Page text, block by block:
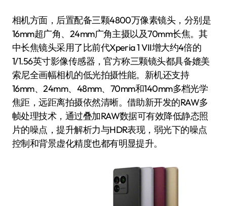
相机方面，后置配备三颗4800万像素镜头，分别是
16mm超广角、24mm广角主摄以及70mm长焦。其
中长焦镜头采用了比前代Xperia 1 VII增大约4倍的
1/1.56英寸影像传感器，官方称三颗镜头都具备媲美
索尼全画幅相机的低光拍摄性能。新机还支持
16mm、24mm、48mm、70mm和140mm多档光学
焦距，远距离拍摄依然清晰。借助新开发的RAW多
帧处理技术，通过叠加RAW数据可有效降低静态照
片的噪点，提升解析力与HDR表现，弱光下的噪点
控制和背景虚化精度也都有明显提升。